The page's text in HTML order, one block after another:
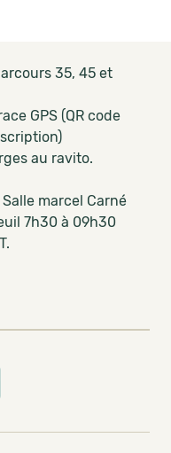
35, 45 et
GPS (QR code
au ravito.
marcel Carné
7h30 à 09h30